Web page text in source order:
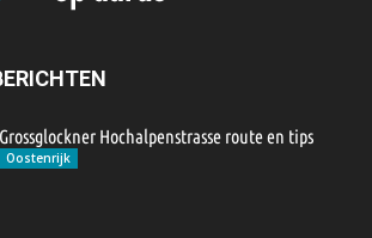
Grossglockner Hochalpenstrasse route en tips
Oostenrijk